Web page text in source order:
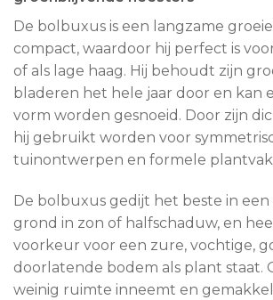
De bolbuxus is een langzame
compact, waardoor hij perfect is
of als lage haag. Hij behoudt zijn
bladeren het hele jaar door en kan
vorm worden gesnoeid. Door zijn
hij gebruikt worden voor
tuinontwerpen en formele
De bolbuxus gedijt het beste in een
grond in zon of halfschaduw, en
voorkeur voor een zure, vochtige,
doorlatende bodem als plant staat.
weinig ruimte inneemt en